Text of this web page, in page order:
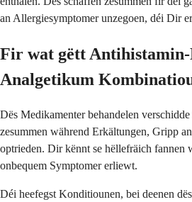
an Allergiesymptomer unzegoen, déi Dir
Fir wat gëtt Antihistamin-
Analgetikum
Dës Medikamenter behandelen
zesummen während Erkältungen, Gripp
optrieden. Dir kënnt se hëllefräich fannen
onbequem Symptomer erliewt.
Déi heefegst Konditiounen, bei deenen